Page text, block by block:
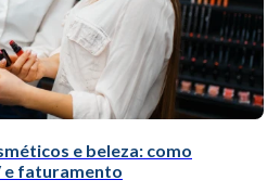
e beleza: como
e faturamento